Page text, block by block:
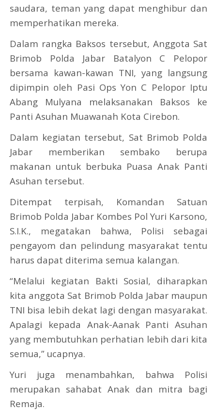
saudara, teman yang dapat menghibur dan
memperhatikan mereka.
Dalam rangka Baksos tersebut, Anggota Sat
Brimob Polda Jabar Batalyon C Pelopor
bersama kawan-kawan TNI, yang langsung
dipimpin oleh Pasi Ops Yon C Pelopor Iptu
Abang Mulyana melaksanakan Baksos ke
Panti Asuhan Muawanah Kota Cirebon.
Dalam kegiatan tersebut, Sat Brimob Polda
Jabar memberikan sembako berupa
makanan untuk berbuka Puasa Anak Panti
Asuhan tersebut.
Ditempat terpisah, Komandan Satuan
Brimob Polda Jabar Kombes Pol Yuri Karsono,
S.I.K., megatakan bahwa, Polisi sebagai
pengayom dan pelindung masyarakat tentu
harus dapat diterima semua kalangan.
“Melalui kegiatan Bakti Sosial, diharapkan
kita anggota Sat Brimob Polda Jabar maupun
TNI bisa lebih dekat lagi dengan masyarakat.
Apalagi kepada Anak-Aanak Panti Asuhan
yang membutuhkan perhatian lebih dari kita
semua,” ucapnya.
Yuri juga menambahkan, bahwa Polisi
merupakan sahabat Anak dan mitra bagi
Remaja.